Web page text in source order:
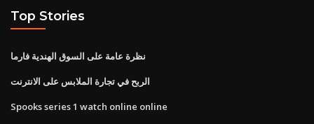
Top Stories
نظرة عامة على السوق الهندية فارما
الربح في تجارة الملابس على الانترنت
Spooks series 1 watch online online